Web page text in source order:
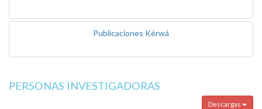
Publicaciones Kérwá
PERSONAS INVESTIGADORAS
Descargas